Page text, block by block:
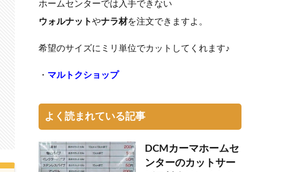
ホームセンターでは入手できない
ウォルナット やナラ材を注文できますよ。
希望のサイズにミリ単位でカットしてくれます♪
・ マルトクショップ
よく読まれている記事
DCMカーマホームセ
ンターのカットサー